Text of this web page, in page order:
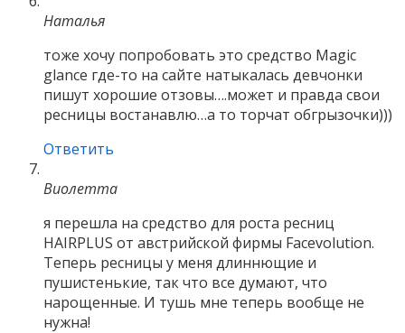
Наталья
тоже хочу попробовать это средство Magic
glance где-то на сайте натыкалась девчонки
пишут хорошие отзовы….может и правда свои
ресницы востанавлю…а то торчат обгрызочки)))
Ответить
Виолетта
я перешла на средство для роста ресниц
HAIRPLUS от австрийской фирмы Facevolution.
Теперь ресницы у меня длиннющие и
пушистенькие, так что все думают, что
нарощенные. И тушь мне теперь вообще не
нужна!